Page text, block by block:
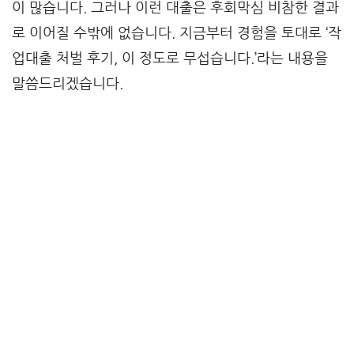
이 많습니다. 그러나 이런 대출은 후회막심 비참한 결과
로 이어질 수밖에 없습니다. 지금부터 경험을 토대로 ‘작
업대출 처벌 후기, 이 정도로 무섭습니다.’라는 내용을
말씀드리겠습니다.